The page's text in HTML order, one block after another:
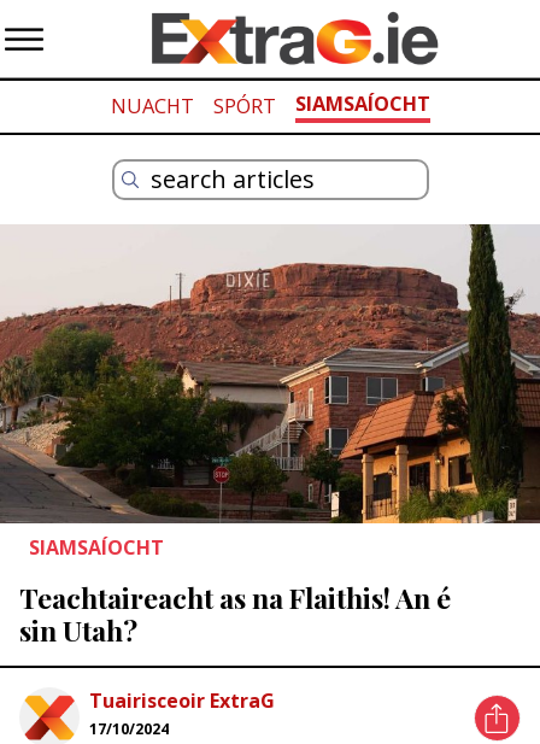
NUACHT SPÓRT SIAMSAÍOCHT
SIAMSAÍOCHT
Teachtaireacht as na Flaithis! An é
sin Utah?
Tuairisceoir ExtraG
17/10/2024